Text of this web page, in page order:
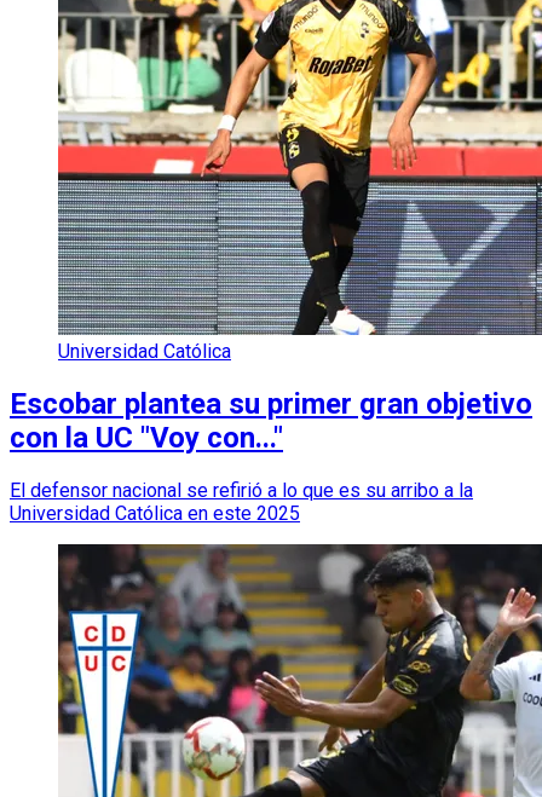
Universidad Católica
Escobar plantea su primer gran objetivo
con la UC "Voy con..."
El defensor nacional se refirió a lo que es su arribo a la
Universidad Católica en este 2025